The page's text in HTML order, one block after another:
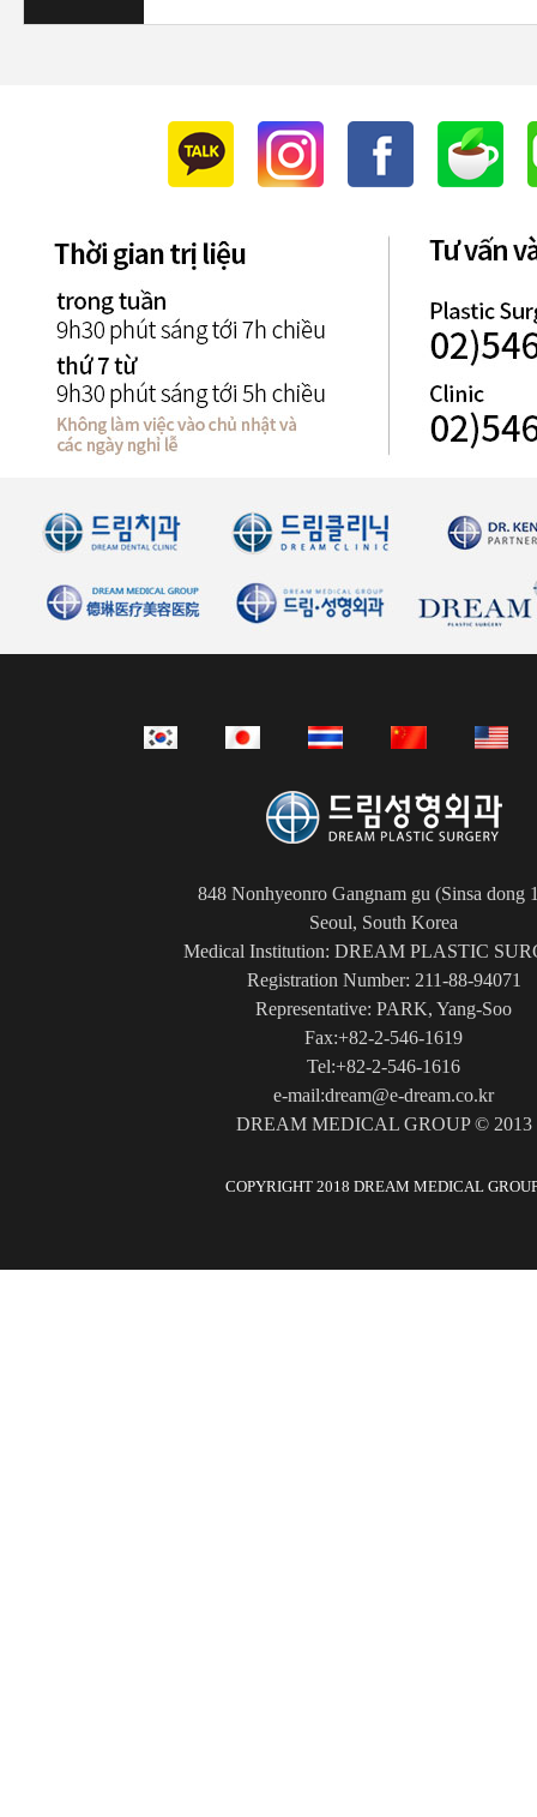
848 Nonhyeonro Gangnam gu (Sinsa dong
Seoul, South Korea
Medical Institution: DREAM PLASTIC
Registration Number: 211-88-94071
Representative: PARK, Yang-Soo
Fax:+82-2-546-1619
Tel:+82-2-546-1616
e-mail:dream@e-dream.co.kr
DREAM MEDICAL GROUP © 2013
COPYRIGHT 2018 DREAM MEDICAL